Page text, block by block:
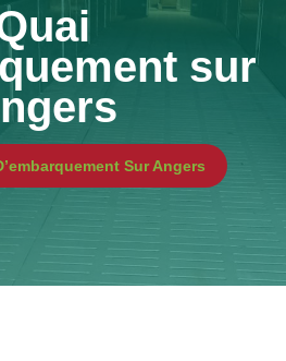
sur
Sur Angers